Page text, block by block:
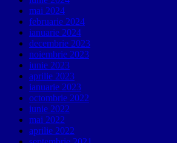
mai 2024
februarie 2024
ianuarie 2024
decembrie 2023
noiembrie 2023
iunie 2023
aprilie 2023
ianuarie 2023
octombrie 2022
iunie 2022
mai 2022
aprilie 2022